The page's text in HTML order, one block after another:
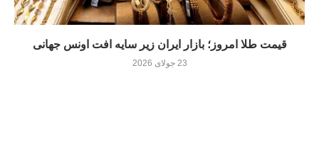
قیمت طلا امروز؛ بازار ایران زیر سایه افت اونس جهانی
23 جولای 2026